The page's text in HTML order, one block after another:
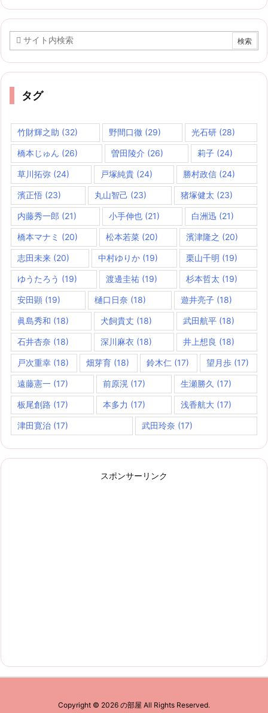
イ
タグ
竹財輝之助 (32) 野間口徹(29) 光石研 (28)
橋本じゅん (26) 曽田陵介 (26) 莉子(24)
草川拓弥 (24) 戸塚純貴(24) 勝村政信 (24)
濱正悟 (23) 丸山智己 (23) 猪塚健太 (23)
内藤秀一郎 (21) 小手伸也(21) 白洲迅 (21)
橋本マナミ (20) 松本若菜 (20) 濱津隆之 (20)
志田未来 (20) 中村ゆりか(19) 栗山千明 (19)
ゆうたろう (19) 渡邊圭祐 (19) 杉本哲太 (19)
安田顕 (19) 樋口日奈 (18) 遊井亮子(18)
眞島秀和 (18) 犬飼貴丈 (18) 武田航平 (18)
石井杏奈 (18) 深川麻衣 (18) 井上想良 (18)
戸次重幸 (18) 畑芽育 (18) 鈴木仁 (17) 望月歩 (17)
遠藤憲一 (17) 前原滉 (17) 生瀬勝久 (17)
板尾創路 (17) 本多力 (17) 浅香航大(17)
津田寛治 (17) 武田玲奈 (17)
スポンサーリンク
Copyright © 2026 の部屋 All Rights Reserved.